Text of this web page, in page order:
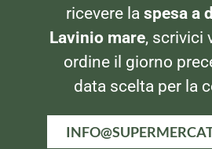
FORMAGGI
Nonno Nanni Robiola
ricevere la spesa a
Lavinio mare, scrivici
ordine il giorno
data scelta per la